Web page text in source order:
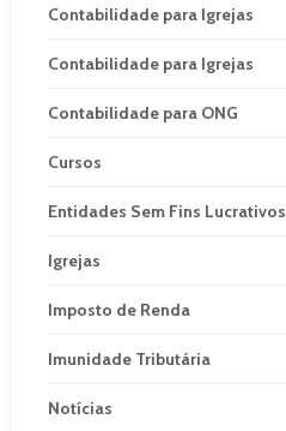
Contabilidade para Igrejas
Contabilidade para Igrejas
Contabilidade para ONG
Cursos
Entidades Sem Fins Lucrativos
Igrejas
Imposto de Renda
Imunidade Tributária
Notícias